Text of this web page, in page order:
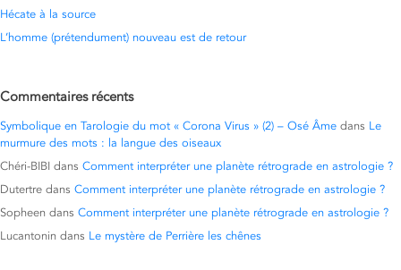
Hécate à la source
L’homme (prétendument) nouveau est de retour
Commentaires récents
Symbolique en Tarologie du mot « Corona Virus » (2) – Osé Âme dans Le
murmure des mots : la langue des oiseaux
Chéri-BIBI dans Comment interpréter une planète rétrograde en astrologie ?
Dutertre dans Comment interpréter une planète rétrograde en astrologie ?
Sopheen dans Comment interpréter une planète rétrograde en astrologie ?
Lucantonin dans Le mystère de Perrière les chênes